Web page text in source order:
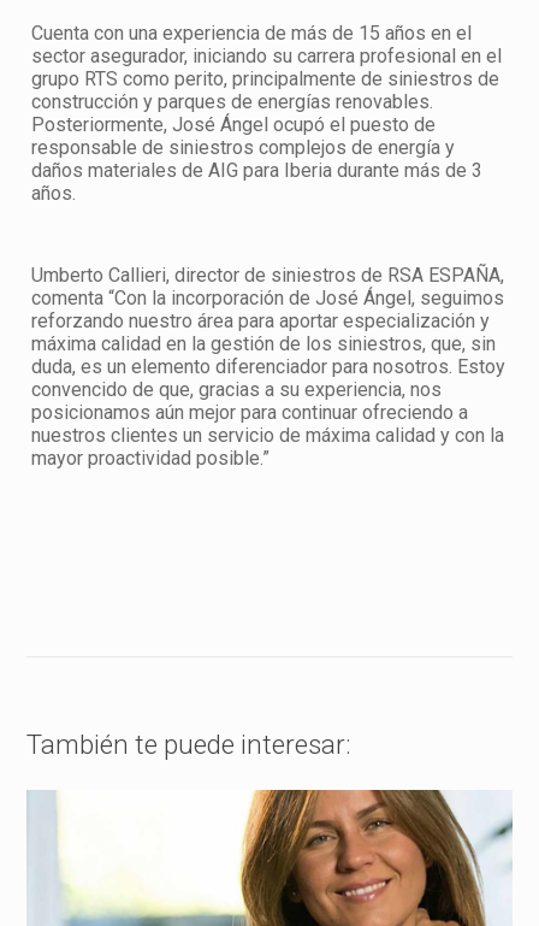
Cuenta con una experiencia de más de 15 años en el
sector asegurador, iniciando su carrera profesional en el
grupo RTS como perito, principalmente de siniestros de
construcción y parques de energías renovables.
Posteriormente, José Ángel ocupó el puesto de
responsable de siniestros complejos de energía y
daños materiales de AIG para Iberia durante más de 3
años.
Umberto Callieri, director de siniestros de RSA ESPAÑA,
comenta “Con la incorporación de José Ángel, seguimos
reforzando nuestro área para aportar especialización y
máxima calidad en la gestión de los siniestros, que, sin
duda, es un elemento diferenciador para nosotros. Estoy
convencido de que, gracias a su experiencia, nos
posicionamos aún mejor para continuar ofreciendo a
nuestros clientes un servicio de máxima calidad y con la
mayor proactividad posible.”
También te puede interesar: